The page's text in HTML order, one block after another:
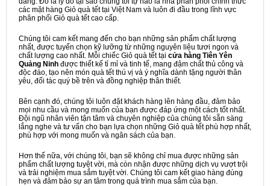
các mặt hàng Giỏ quà tết tại Việt Nam và luôn đi đầu trong lĩnh vực
phân phối Giỏ quà tết cao cấp.
Chúng tôi cam kết mang đến cho bạn những sản phẩm chất lượng
nhất, được tuyển chọn kỹ lưỡng từ những nguyên liệu tươi ngon và
chất lượng cao nhất. Mỗi chiếc Giỏ quà tết tại cửa hàng Tiên Yên
Quảng Ninh được thiết kế tỉ mỉ và tinh tế, mang đậm chất thủ công và
độc đáo, tạo nên món quà tết thú vị và ý nghĩa dành tặng người thân
yêu, đối tác quý bề trên và đồng nghiệp thân thiết.
Bên cạnh đó, chúng tôi luôn đặt khách hàng lên hàng đầu, đảm bảo
mọi nhu cầu và mong muốn của bạn được đáp ứng một cách tốt nhất.
Đội ngũ nhân viên tận tâm và chuyên nghiệp của chúng tôi sẵn sàng
lắng nghe và tư vấn cho bạn lựa chọn những Giỏ quà tết phù hợp nhất,
phù hợp với mong muốn và ngân sách của bạn.
Hơn thế nữa, với chúng tôi, bạn sẽ không chỉ mua được những sản
phẩm chất lượng tuyệt vời, mà còn nhận được những dịch vụ vượt trội
và trải nghiệm mua sắm tuyệt vời. Chúng tôi cam kết giao hàng đúng
hẹn và đảm bảo sự an tâm trong quá trình mua sắm của bạn.